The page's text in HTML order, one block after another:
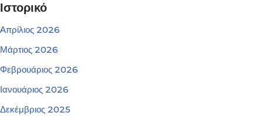
Ιστορικό
Απρίλιος 2026
Μάρτιος 2026
Φεβρουάριος 2026
Ιανουάριος 2026
Δεκέμβριος 2025